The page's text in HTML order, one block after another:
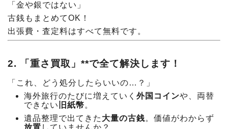
「金や銀ではない」
古銭もまとめてOK！
出張費・査定料はすべて無料です。
2. 「重さ買取」**で全て解決します！
「これ、どう処分したらいいの…？」
海外旅行のたびに増えていく 外国コインや、両替
できない 旧紙幣。
遺品整理で出てきた 大量の古銭。価値がわからず
放置 していませんか？